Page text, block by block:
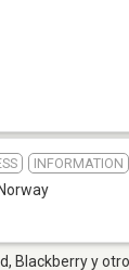
INFORMATION
Norway
Blackberry y